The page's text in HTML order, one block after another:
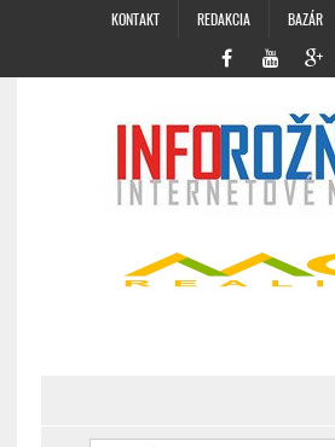
KONTAKT REDAKCIA BAZÁR